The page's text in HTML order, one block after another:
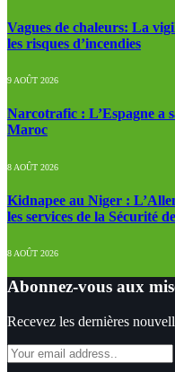
Vagues de chaleurs: La
les risques d’incendies
9 AOÛT 2026
Narcotrafic : L’Espagne a
Maroc
8 AOÛT 2026
Kidnapee au Niger :
les services de la Sécurité
8 AOÛT 2026
Abonnez-vous aux
Recevez les dernières